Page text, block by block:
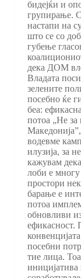
бидејќи и
групирање.
настапи на
што се со
губење
дека ДОМ
Владата
зелените
посебно ќе
беа:
потоа „Не за
водевме
илузија, за
кажувам
лоби е многу
простори
барање е
потоа
обновливи
ефикасност.
посебни
тие лица.
иницијатива